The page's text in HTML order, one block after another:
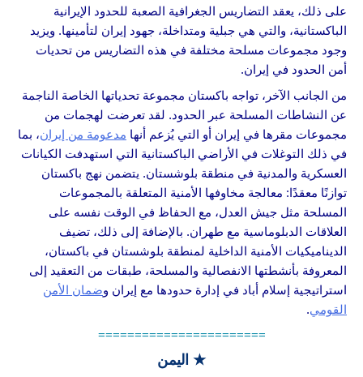
على ذلك، يعقد التضاريس الجغرافية الصعبة للحدود الإيرانية
الباكستانية، والتي هي جبلية ومتداخلة، جهود إيران لتأمينها. ويزيد
وجود مجموعات مسلحة مختلفة في هذه التضاريس من تحديات
أمن الحدود في إيران.
من الجانب الآخر، تواجه باكستان مجموعة تحدياتها الخاصة الناجمة
عن النشاطات المسلحة عبر الحدود. لقد تعرضت لهجمات من
مجموعات مقرها في إيران أو التي يُزعم أنها مدعومة من إيران، بما
في ذلك التوغلات في الأراضي الباكستانية التي استهدفت الكيانات
العسكرية والمدنية في منطقة بلوشستان. يتضمن نهج باكستان
توازنًا معقدًا: معالجة مخاوفها الأمنية المتعلقة بالمجموعات
المسلحة مثل جيش العدل، مع الحفاظ في الوقت نفسه على
العلاقات الدبلوماسية مع طهران. بالإضافة إلى ذلك، تضيف
الديناميكيات الأمنية الداخلية لمنطقة بلوشستان في باكستان،
المعروفة بأنشطتها الانفصالية والمسلحة، طبقات من التعقيد إلى
استراتيجية إسلام أباد في إدارة حدودها مع إيران وضمان الأمن
القومي.
=======================
★ اليمن